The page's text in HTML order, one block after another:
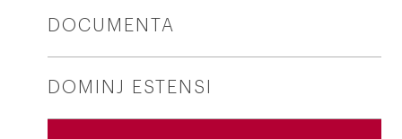
DOCUMENTA
DOMINJ ESTENSI